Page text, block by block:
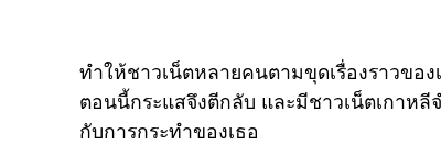
ทำให้ชาวเน็ตหลายคนตามขุดเรื่องราวขอ
ตอนนี้กระแสจึงตีกลับ และมีชาวเน็ตเกาห
กับการกระทำของเธอ